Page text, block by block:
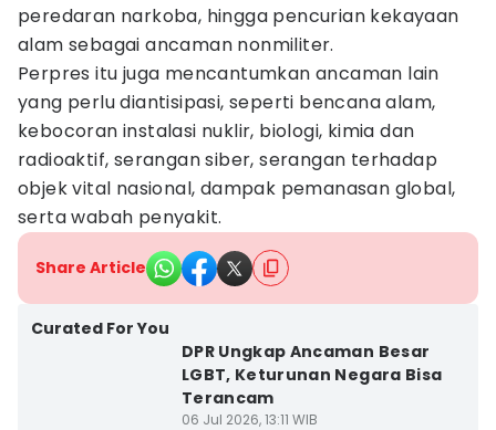
peredaran narkoba, hingga pencurian kekayaan
alam sebagai ancaman nonmiliter.
Perpres itu juga mencantumkan ancaman lain
yang perlu diantisipasi, seperti bencana alam,
kebocoran instalasi nuklir, biologi, kimia dan
radioaktif, serangan siber, serangan terhadap
objek vital nasional, dampak pemanasan global,
serta wabah penyakit.
Share Article
Curated For You
DPR Ungkap Ancaman Besar
LGBT, Keturunan Negara Bisa
Terancam
06 Jul 2026, 13:11 WIB